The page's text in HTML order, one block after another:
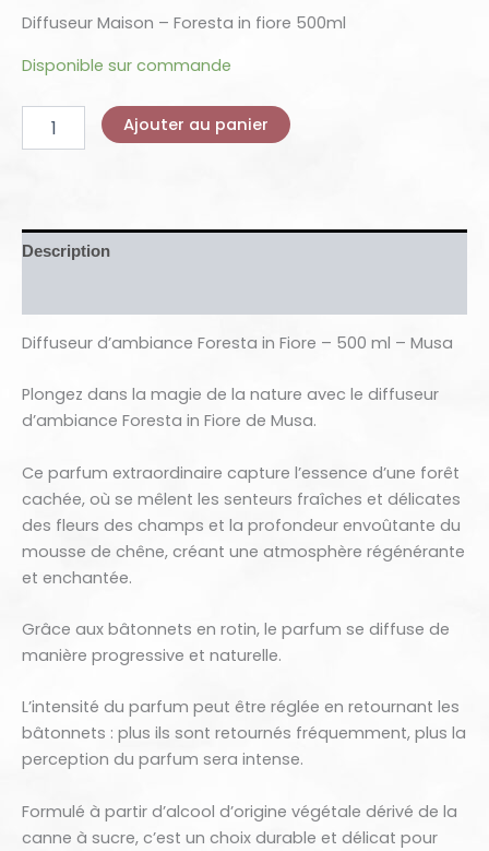
Diffuseur Maison – Foresta in fiore 500ml
Disponible sur commande
Ajouter au panier
Description
Diffuseur d’ambiance Foresta in Fiore – 500 ml – Musa
Plongez dans la magie de la nature avec le diffuseur
d’ambiance Foresta in Fiore de Musa.
Ce parfum extraordinaire capture l’essence d’une forêt
cachée, où se mêlent les senteurs fraîches et délicates
des fleurs des champs et la profondeur envoûtante du
mousse de chêne, créant une atmosphère régénérante
et enchantée.
Grâce aux bâtonnets en rotin, le parfum se diffuse de
manière progressive et naturelle.
L’intensité du parfum peut être réglée en retournant les
bâtonnets : plus ils sont retournés fréquemment, plus la
perception du parfum sera intense.
Formulé à partir d’alcool d’origine végétale dérivé de la
canne à sucre, c’est un choix durable et délicat pour